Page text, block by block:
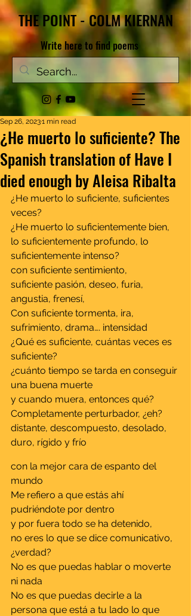
THE POINT - COLM KIERNAN
Write here to find poems
¿He muerto lo suficiente? The
Spanish translation of Have I
died enough by Aleisa Ribalta
Sep 26, 20231 min read
¿He muerto lo suficiente, suficientes
veces?
¿He muerto lo suficientemente bien,
lo suficientemente profundo, lo
suficientemente intenso?
con suficiente sentimiento,
suficiente pasión, deseo, furia,
angustia, frenesí,
Con suficiente tormenta, ira,
sufrimiento, drama…. intensidad
¿Qué es suficiente, cuántas veces es
suficiente?
¿cuánto tiempo se tarda en conseguir
una buena muerte
y cuando muera, entonces qué?
Completamente perturbador, ¿eh?
distante, descompuesto, desolado,
duro, rígido y frío
con la mejor cara de espanto del
mundo
Me refiero a que estás ahí
pudriéndote por dentro
y por fuera todo se ha detenido,
no eres lo que se dice comunicativo,
¿verdad?
No es que puedas hablar o moverte
ni nada
No es que puedas decirle a la
persona que está a tu lado lo que